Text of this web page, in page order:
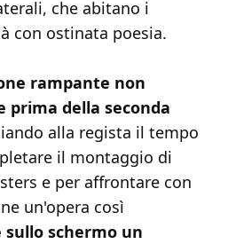
che abitano i
con ostinata poesia.
rampante non
prima della seconda
alla regista il tempo
il montaggio di
e per affrontare con
un'opera così
sullo schermo un